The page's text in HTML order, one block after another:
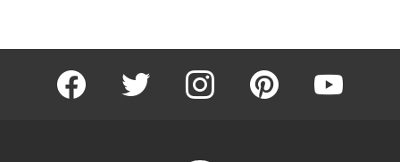
facebook twitter instagram pinterest youtube